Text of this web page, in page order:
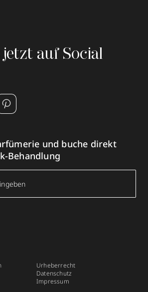
jetzt auf Social
und buche direkt
Behandlung
Urheberrecht
Datenschutz
Impressum